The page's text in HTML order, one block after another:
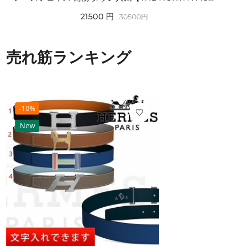
21500 円 30500円
売れ筋ランキング
-10%
New